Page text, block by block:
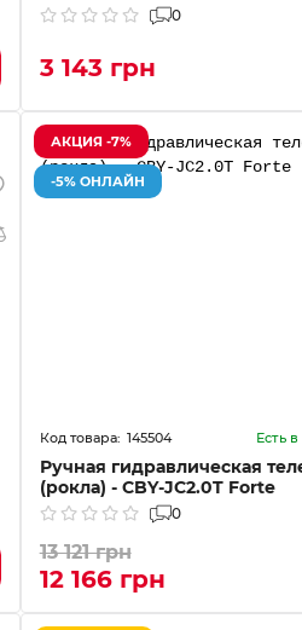
0
3 143 грн
АКЦИЯ -7%
-5% ОНЛАЙН
145504 Есть
Ручная гидравлическая
(рокла) - CBY-JC2.0T Forte
0
13 121 грн
12 166 грн